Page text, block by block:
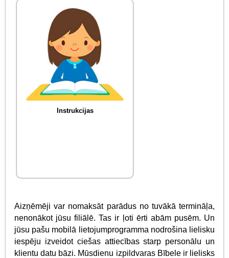
Instrukcijas
Aizņēmēji var nomaksāt parādus no tuvākā termināļa,
nenonākot jūsu filiālē. Tas ir ļoti ērti abām pusēm. Un
jūsu pašu mobilā lietojumprogramma nodrošina lielisku
iespēju izveidot ciešas attiecības starp personālu un
klientu datu bāzi. Mūsdienu izpildvaras Bībele ir lielisks